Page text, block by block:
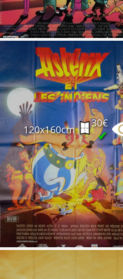
120x160cm
30€
✔